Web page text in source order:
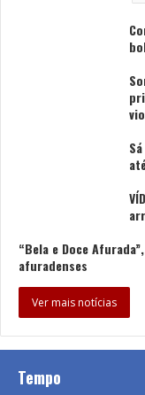
“Bela e Doce
afuradenses
Ver mais notícias
Tempo